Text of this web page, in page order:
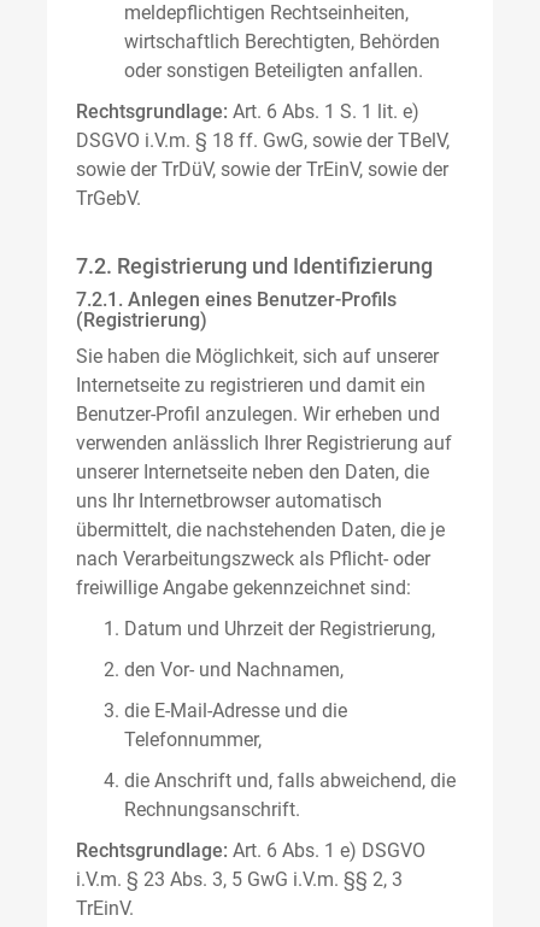
meldepflichtigen Rechtseinheiten,
wirtschaftlich Berechtigten, Behörden
oder sonstigen Beteiligten anfallen.
Rechtsgrundlage: Art. 6 Abs. 1 S. 1 lit. e)
DSGVO i.V.m. § 18 ff. GwG, sowie der TBelV,
sowie der TrDüV, sowie der TrEinV, sowie der
TrGebV.
7.2. Registrierung und Identifizierung
7.2.1. Anlegen eines Benutzer-Profils
(Registrierung)
Sie haben die Möglichkeit, sich auf unserer
Internetseite zu registrieren und damit ein
Benutzer-Profil anzulegen. Wir erheben und
verwenden anlässlich Ihrer Registrierung auf
unserer Internetseite neben den Daten, die
uns Ihr Internetbrowser automatisch
übermittelt, die nachstehenden Daten, die je
nach Verarbeitungszweck als Pflicht- oder
freiwillige Angabe gekennzeichnet sind:
Datum und Uhrzeit der Registrierung,
den Vor- und Nachnamen,
die E-Mail-Adresse und die
Telefonnummer,
die Anschrift und, falls abweichend, die
Rechnungsanschrift.
Rechtsgrundlage: Art. 6 Abs. 1 e) DSGVO
i.V.m. § 23 Abs. 3, 5 GwG i.V.m. §§ 2, 3
TrEinV.